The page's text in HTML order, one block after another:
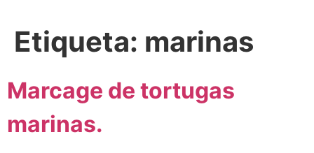
Etiqueta: marinas
Marcage de tortugas
marinas.